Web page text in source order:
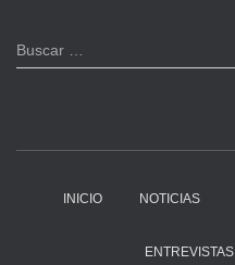
B
u
Buscar …
INICIO NOTICIAS
ENTREVISTAS